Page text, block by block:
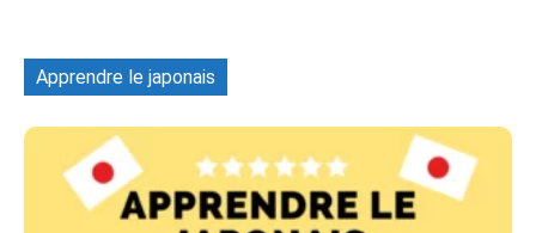
Apprendre le japonais